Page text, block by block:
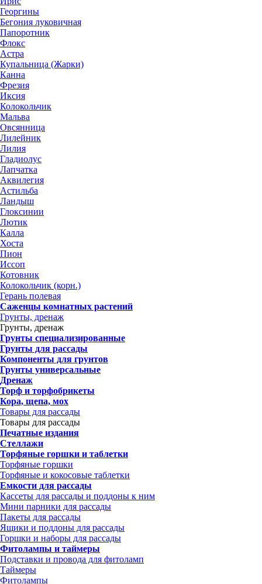
Георгины
Бегония луковичная
Папоротник
Флокс
Астра
Купальница (Жарки)
Канна
Фрезия
Иксия
Колокольчик
Мальва
Овсянница
Лилейник
Лилия
Гладиолус
Лапчатка
Аквилегия
Астильба
Ландыш
Глоксинии
Лютик
Калла
Хоста
Пион
Иссоп
Котовник
Колокольчик (корн.)
Герань полевая
Саженцы комнатных растений
Грунты, дренаж
Грунты, дренаж
Грунты специализированные
Грунты для рассады
Компоненты для грунтов
Грунты универсальные
Дренаж
Торф и торфобрикеты
Кора, щепа, мох
Товары для рассады
Товары для рассады
Печатные издания
Стеллажи
Торфяные горшки и таблетки
Торфяные горшки
Торфяные и кокосовые таблетки
Емкости для рассады
Кассеты для рассады и поддоны к ним
Мини парники для рассады
Пакеты для рассады
Ящики и поддоны для рассады
Горшки и наборы для рассады
Фитолампы и таймеры
Подставки и провода для фитоламп
Таймеры
Фитолампы